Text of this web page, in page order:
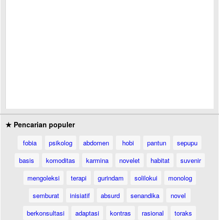
★ Pencarian populer
fobia psikolog abdomen hobi pantun
sepupu
basis
komoditas karmina novelet habitat
suvenir
mengoleksi
terapi gurindam solilokui
monolog
semburat
inisiatif absurd senandika
novel
berkonsultasi
adaptasi kontras rasional
toraks